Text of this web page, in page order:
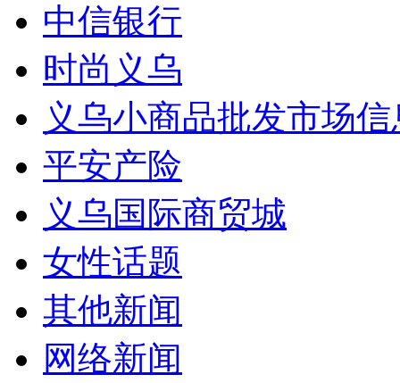
中信银行
时尚义乌
义乌小商品批发市场
平安产险
义乌国际商贸城
女性话题
其他新闻
网络新闻